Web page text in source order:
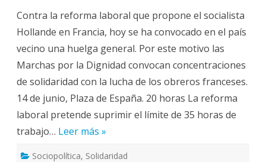
la
Huelga
General
en
Francia
Contra la reforma laboral que propone el socialista
Hollande en Francia, hoy se ha convocado en el país
vecino una huelga general. Por este motivo las
Marchas por la Dignidad convocan concentraciones
de solidaridad con la lucha de los obreros franceses.
14 de junio, Plaza de España. 20 horas La reforma
laboral pretende suprimir el límite de 35 horas de
trabajo… Leer más »
Sociopolítica, Solidaridad